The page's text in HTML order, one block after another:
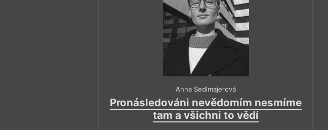
Anna Sedlmajerová
Pronásledováni nevědomím nesmíme
tam a všichni to vědí